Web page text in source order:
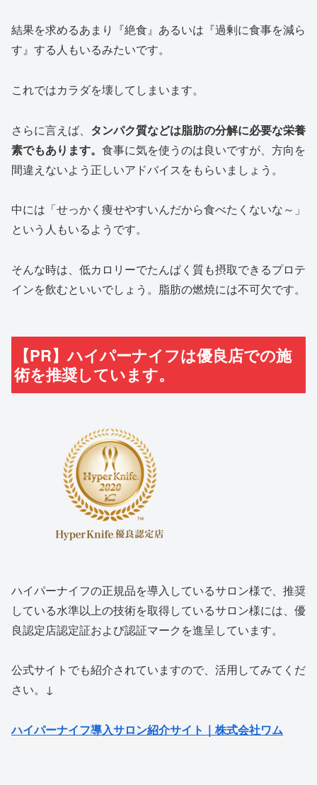
結果を求めるあまり『絶食』あるいは『過剰に食事を減ら
す』する人もいるみたいです。
これではカラダを壊してしまいます。
さらに言えば、 タンパク質などは脂肪の分解に必要な栄養
素でもあります。 食事に気を使うのは良いですが、方向を
間違えないよう正しいアドバイスをもらいましょう。
中には「せっかく痩せやすいんだから食べたくないな～」
という人もいるようです。
そんな時は、低カロリーでたんぱく質も摂取できるプロテ
インを飲むといいでしょう。脂肪の燃焼には不可欠です。
【PR】ハイパーナイフは優良店での施
術を推奨しています。
ハイパーナイフの正規品を導入しているサロン様で、推奨
している水準以上の技術を取得しているサロン様には、優
良認定店認定証および認証マークを進呈しています。
公式サイトでも紹介されていますので、活用してみてくだ
さい。↓
ハイパーナイフ導入サロン紹介サイト｜株式会社ワム